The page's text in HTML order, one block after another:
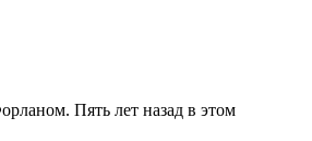
Пять лет назад в этом